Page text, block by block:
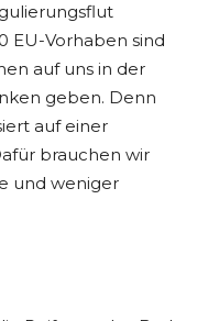
EU-Vorhaben sind
auf uns in der
geben. Denn
auf einer
brauchen wir
und weniger